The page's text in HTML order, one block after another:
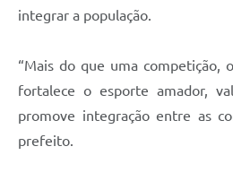
integrar a população.
“Mais do que uma competição,
fortalece o esporte amador,
promove integração entre as
prefeito.